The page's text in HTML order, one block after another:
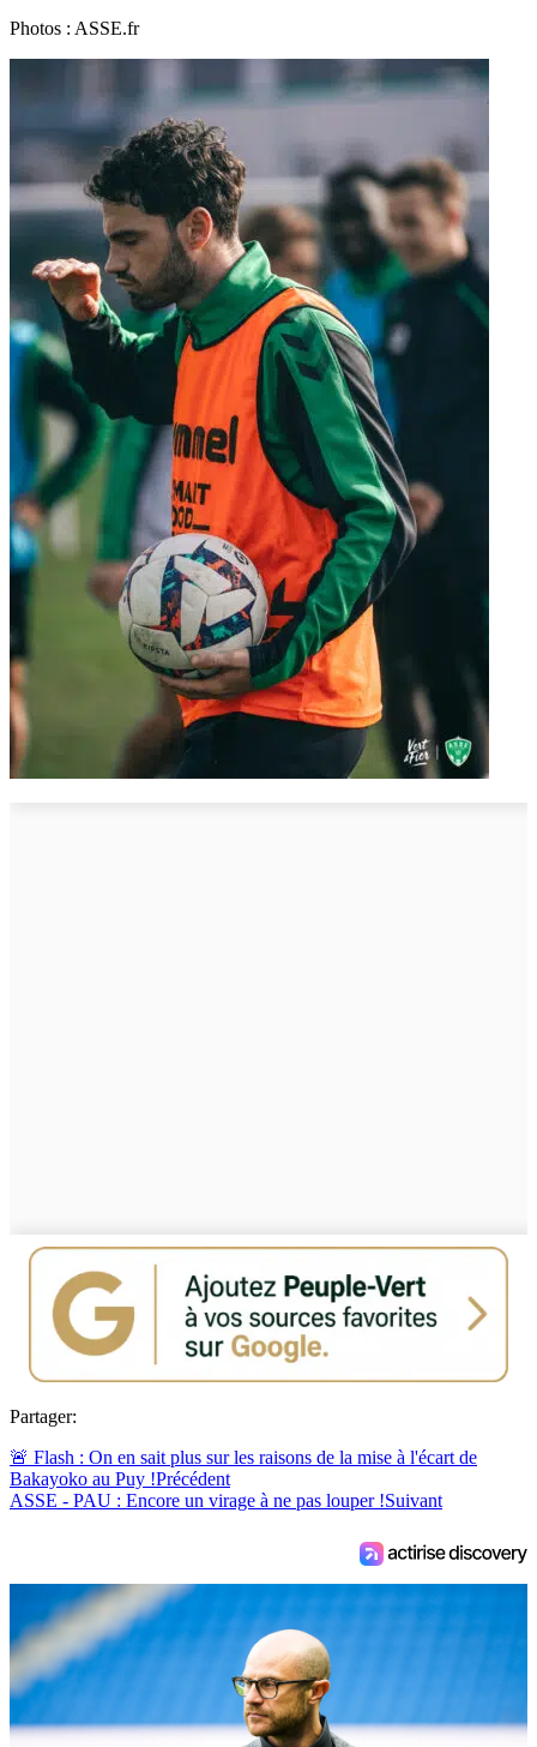
Photos : ASSE.fr
Partager:
🚨 Flash : On en sait plus sur les raisons de la mise à l'écart de
Bakayoko au Puy !Précédent
ASSE - PAU : Encore un virage à ne pas louper !Suivant